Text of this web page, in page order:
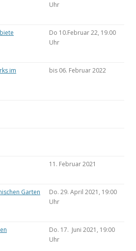
Uhr
Do 10.Februar 22, 19.00
Uhr
im
bis 06. Februar 2022
11. Februar 2021
Garten
Do. 29. April 2021, 19:00
Uhr
Do. 17. Juni 2021, 19:00
Uhr